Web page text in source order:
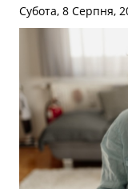
Субота, 8 Серпня,